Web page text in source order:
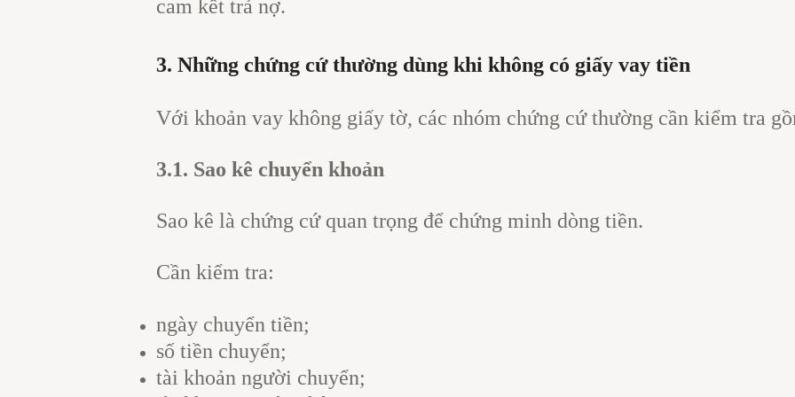
cam kết trả nợ.
3. Những chứng cứ thường dùng khi không có giấy vay tiền
Với khoản vay không giấy tờ, các nhóm chứng cứ thường cần kiểm tra
3.1. Sao kê chuyển khoản
Sao kê là chứng cứ quan trọng để chứng minh dòng tiền.
Cần kiểm tra:
ngày chuyển tiền;
số tiền chuyển;
tài khoản người chuyển;